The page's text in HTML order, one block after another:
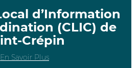
d’Information
(CLIC) de
Crépin
En Savoir Plus